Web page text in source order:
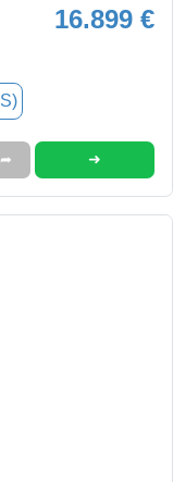
16.899 €
➦ ➜